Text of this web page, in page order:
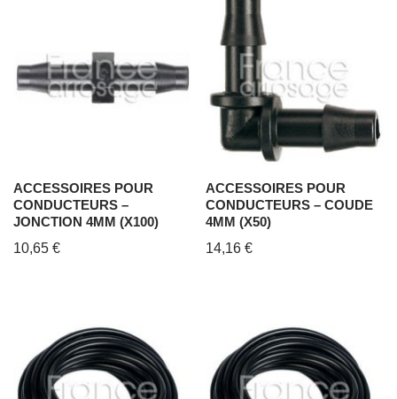
ACCESSOIRES POUR
CONDUCTEURS –
JONCTION 4MM (X100)
10,65 €
ACCESSOIRES POUR
CONDUCTEURS – COUDE
4MM (X50)
14,16€